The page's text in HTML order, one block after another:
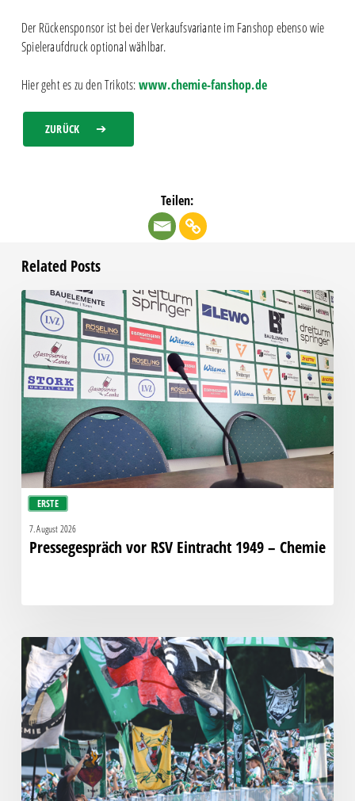
Der Rückensponsor ist bei der Verkaufsvariante im Fanshop ebenso wie
Spieleraufdruck optional wählbar.
Hier geht es zu den Trikots:www.chemie-fanshop.de
ZURÜCK
Teilen:
Related Posts
ERSTE
Pressegespräch
vor
RSV
Eintracht
1949
–
Chemie
7. August 2026
Pressegespräch vor RSV Eintracht 1949 – Chemie
Faninfo
zum
Auswärtsspiel
beim
RSV
Eintracht